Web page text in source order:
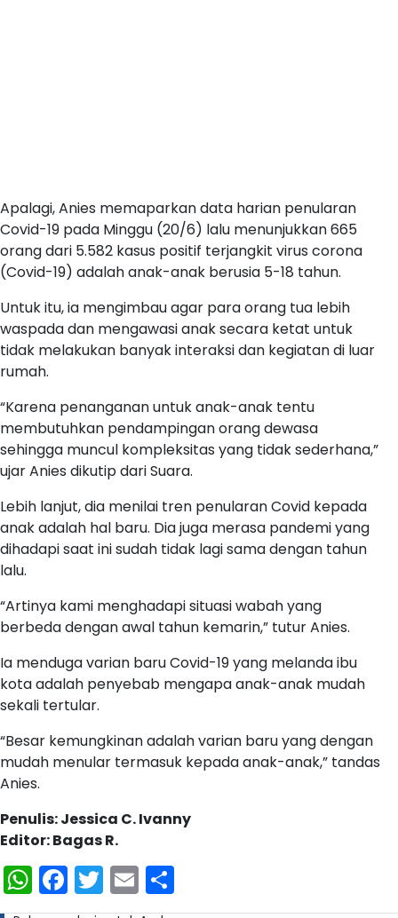
Apalagi, Anies memaparkan data harian penularan
Covid-19 pada Minggu (20/6) lalu menunjukkan 665
orang dari 5.582 kasus positif terjangkit virus corona
(Covid-19) adalah anak-anak berusia 5-18 tahun.
Untuk itu, ia mengimbau agar para orang tua lebih
waspada dan mengawasi anak secara ketat untuk
tidak melakukan banyak interaksi dan kegiatan di luar
rumah.
“Karena penanganan untuk anak-anak tentu
membutuhkan pendampingan orang dewasa
sehingga muncul kompleksitas yang tidak sederhana,”
ujar Anies dikutip dari Suara.
Lebih lanjut, dia menilai tren penularan Covid kepada
anak adalah hal baru. Dia juga merasa pandemi yang
dihadapi saat ini sudah tidak lagi sama dengan tahun
lalu.
“Artinya kami menghadapi situasi wabah yang
berbeda dengan awal tahun kemarin,” tutur Anies.
Ia menduga varian baru Covid-19 yang melanda ibu
kota adalah penyebab mengapa anak-anak mudah
sekali tertular.
“Besar kemungkinan adalah varian baru yang dengan
mudah menular termasuk kepada anak-anak,” tandas
Anies.
Penulis: Jessica C. Ivanny
Editor: Bagas R.
WhatsApp
Facebook
Twitter
Email